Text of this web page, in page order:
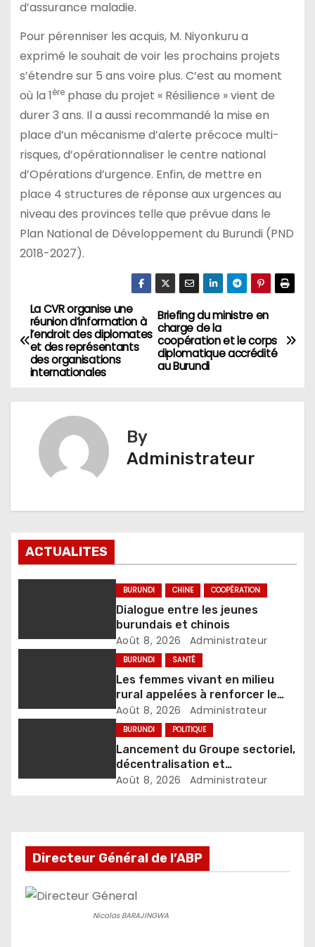
d’assurance maladie.
Pour pérenniser les acquis, M. Niyonkuru a
exprimé le souhait de voir les prochains projets
s’étendre sur 5 ans voire plus. C’est au moment
où la 1èrephase du projet « Résilience » vient de
durer 3 ans. Il a aussi recommandé la mise en
place d’un mécanisme d’alerte précoce multi-
risques, d’opérationnaliser le centre national
d’Opérations d’urgence. Enfin, de mettre en
place 4 structures de réponse aux urgences au
niveau des provinces telle que prévue dans le
Plan National de Développement du Burundi (PND
2018-2027).
Navigation
de
l’article
Briefing du ministre en
charge de la
coopération et le corps
diplomatique accrédité
au Burundi
La CVR organise une
réunion d’information à
l’endroit des diplomates
et des représentants
des organisations
internationales
By
Administrateur
ACTUALITES
BURUNDI CHINE COOPÉRATION
Dialogue entre les jeunes
burundais et chinois
Août 8, 2026 Administrateur
BURUNDI SANTÉ
Les femmes vivant en milieu
rural appelées à renforcer le
dépistage des infections
sexuellement transmissibles
Août 8, 2026 Administrateur
BURUNDI POLITIQUE
Lancement du Groupe sectoriel,
décentralisation et
développement local
Août 8, 2026 Administrateur
Directeur Général de l’ABP
Nicolas BARAJINGWA